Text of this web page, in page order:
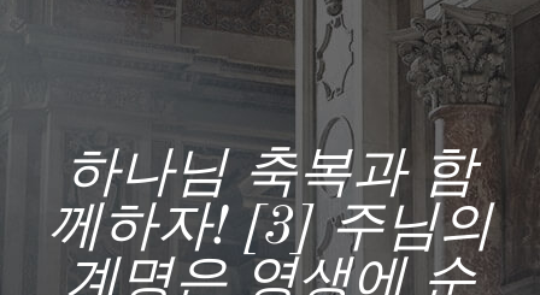
하나님 축복과 함
께하자! [3] 주님의
계명은 영생에 순